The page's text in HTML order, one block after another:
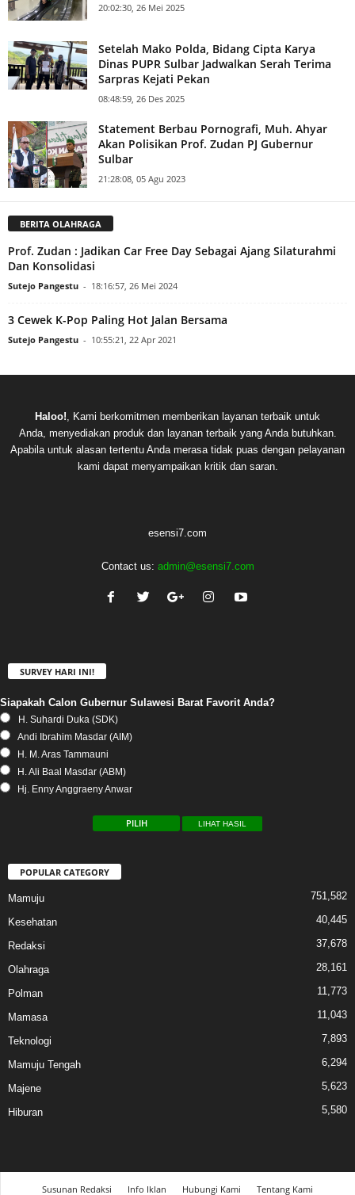
20:02:30, 26 Mei 2025
Setelah Mako Polda, Bidang Cipta Karya
Dinas PUPR Sulbar Jadwalkan Serah Terima
Sarpras Kejati Pekan
08:48:59, 26 Des 2025
Statement Berbau Pornografi, Muh. Ahyar
Akan Polisikan Prof. Zudan PJ Gubernur
Sulbar
21:28:08, 05 Agu 2023
BERITA OLAHRAGA
Prof. Zudan : Jadikan Car Free Day Sebagai Ajang Silaturahmi
Dan Konsolidasi
Sutejo Pangestu - 18:16:57, 26 Mei 2024
3 Cewek K-Pop Paling Hot Jalan Bersama
Sutejo Pangestu - 10:55:21, 22 Apr 2021
Haloo!, Kami berkomitmen memberikan layanan terbaik untuk
Anda, menyediakan produk dan layanan terbaik yang Anda butuhkan.
Apabila untuk alasan tertentu Anda merasa tidak puas dengan pelayanan
kami dapat menyampaikan kritik dan saran.
esensi7.com
Contact us: admin@esensi7.com
SURVEY HARI INI!
Siapakah Calon Gubernur Sulawesi Barat Favorit Anda?
H. Suhardi Duka (SDK)
Andi Ibrahim Masdar (AIM)
H. M. Aras Tammauni
H. Ali Baal Masdar (ABM)
Hj. Enny Anggraeny Anwar
LIHAT HASIL
POPULAR CATEGORY
Mamuju 751,582
Kesehatan 40,445
Redaksi 37,678
Olahraga 28,161
Polman 11,773
Mamasa 11,043
Teknologi 7,893
Mamuju Tengah 6,294
Majene 5,623
Hiburan 5,580
Susunan Redaksi Info Iklan Hubungi Kami Tentang Kami